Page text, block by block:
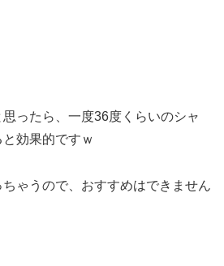
ったら、一度36度くらいのシャ
効果的ですｗ
ゃうので、おすすめはできません